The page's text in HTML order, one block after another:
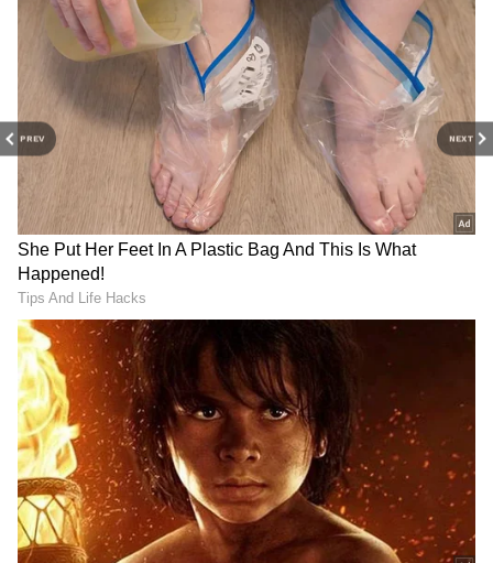
PREV NEXT
ఎంత ప్రేమ ఉందో చెబుతుంది.
RECOMMENDED STORIES
మీకు ఈ హెల్త్ ఇన్సూరెన్స్ ఉందా?
మీకో బ్యాడ్ న్యూస్‌, క్యాష్‌లెస్
చికిత్స‌ల‌కు తాత్కాలిక్ బ్రేక్
కొత్త ఇంటికి కరెంట్ మీట‌ర్ ఎలా
వివరాలు
Telangana: ఇక‌పై 100 కాదు..
తెలంగాణ‌లో ఎమ‌ర్జెన్సీ నెంబ‌ర్
రూ. 1641 కోట్ల‌తో నాలుగు లైన్ల
రోడ్డు నిర్మాణం.. ఈ రెండు